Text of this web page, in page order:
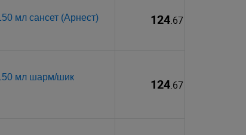
мл сансет (Арнест) 124.67
мл шарм/шик
124.67